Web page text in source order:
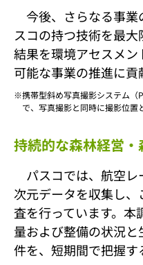
今後、さらなる事
スコの持つ技術を最
結果を環境アセスメ
可能な事業の推進に貢
携帯型斜め写真撮影システム（
で、写真撮影と同時に撮影位置
持続的な森林経営
パスコでは、航空
次元データを収集し
査を行っています。
量および整備の状況
件を、短期間で把握す